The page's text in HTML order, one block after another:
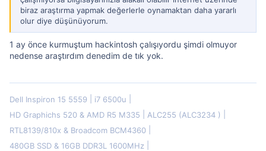
biraz araştırma yapmak değerlerle oynamaktan daha yararlı
olur diye düşünüyorum.
1 ay önce kurmuştum hackintosh çalışıyordu şimdi olmuyor
nedense araştırdım denedim de tık yok.
Dell Inspiron 15 5559
i7 6500u
HD Graphichs 520 & AMD R5 M335
ALC255 (ALC3234 )
RTL8139/810x & Broadcom BCM4360
480GB SSD & 16GB DDR3L 1600MHz